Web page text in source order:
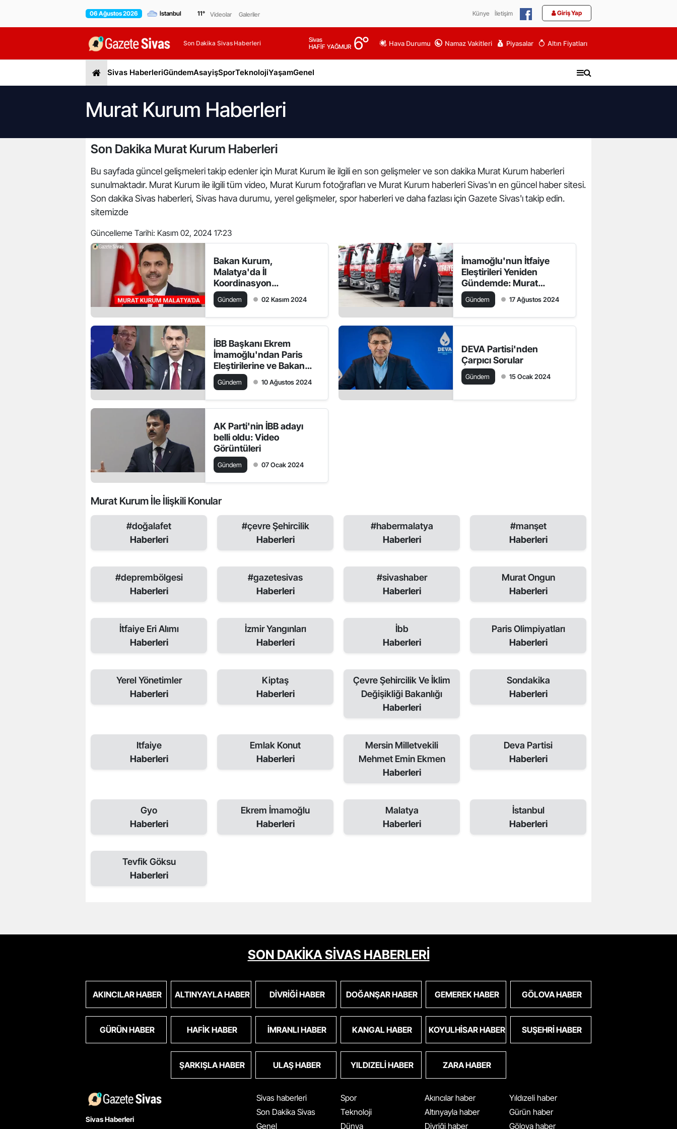
06 Ağustos 2026 11° Videolar Galeriler Künye İletişim Giriş Yap
Son Dakika Sivas Haberleri
Sivas
HAFİF YAĞMUR 6° Hava Durumu Namaz Vakitleri Piyasalar Altın Fiyatları
Sivas HaberleriGündemAsayişSporTeknolojiYaşamGenel
Murat Kurum Haberleri
Son Dakika Murat Kurum Haberleri
Bu sayfada güncel gelişmeleri takip edenler için Murat Kurum ile ilgili en son gelişmeler ve son dakika Murat Kurum haberleri
sunulmaktadır. Murat Kurum ile ilgili tüm video, Murat Kurum fotoğrafları ve Murat Kurum haberleri Sivas'ın en güncel haber sitesi.
Son dakika Sivas haberleri, Sivas hava durumu, yerel gelişmeler, spor haberleri ve daha fazlası için Gazete Sivas'ı takip edin.
sitemizde
Güncelleme Tarihi: Kasım 02, 2024 17:23
Bakan Kurum,
Malatya'da İl
Koordinasyon
Toplantısında Bulundu
Gündem 02 Kasım 2024
İmamoğlu'nun İtfaiye
Eleştirileri Yeniden
Gündemde: Murat
Kurum ve Murat
Ongun'dan Karşılıklı
Açıklamalar
Gündem 17 Ağustos 2024
İBB Başkanı Ekrem
İmamoğlu'ndan Paris
Eleştirilerine ve Bakan
Kurum'a Yanıt
Gündem 10 Ağustos 2024
DEVA Partisi'nden
Çarpıcı Sorular
Gündem 15 Ocak 2024
AK Parti'nin İBB adayı
belli oldu: Video
Görüntüleri
Gündem 07 Ocak 2024
Murat Kurum İle İlişkili Konular
#doğalafet
Haberleri
#çevre Şehircilik
Haberleri
#habermalatya
Haberleri
#manşet
Haberleri
#deprembölgesi
Haberleri
#gazetesivas
Haberleri
#sivashaber
Haberleri
Murat Ongun
Haberleri
İtfaiye Eri Alımı
Haberleri
İzmir Yangınları
Haberleri
İbb
Haberleri
Paris Olimpiyatları
Haberleri
Yerel Yönetimler
Haberleri
Kiptaş
Haberleri
Çevre Şehircilik Ve İklim
Değişikliği Bakanlığı
Haberleri
Sondakika
Haberleri
Itfaiye
Haberleri
Emlak Konut
Haberleri
Mersin Milletvekili
Mehmet Emin Ekmen
Haberleri
Deva Partisi
Haberleri
Gyo
Haberleri
Ekrem İmamoğlu
Haberleri
Malatya
Haberleri
İstanbul
Haberleri
Tevfik Göksu
Haberleri
SON DAKİKA SİVAS HABERLERİ
AKINCILAR HABER ALTINYAYLA HABER DIVRIĞI HABER DOĞANŞAR HABER GEMEREK HABER GÖLOVA HABER
GÜRÜN HABER HAFIK HABER İMRANLI HABER KANGAL HABER KOYULHISAR HABER SUŞEHRI HABER
ŞARKIŞLA HABER ULAŞ HABER YILDIZELI HABER ZARA HABER
Sivas Haberleri
Sivas haberleri
Son Dakika Sivas
Genel
Spor
Teknoloji
Dünya
Akıncılar haber
Altınyayla haber
Divriği haber
Yıldızeli haber
Gürün haber
Gölova haber